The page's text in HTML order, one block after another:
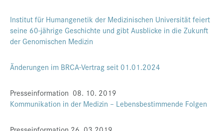
Events
Presse
Kontakt
Datenschutz
Service-Links
de |en
Institut für Humangenetik der Medizinischen Universität feiert
seine 60-jährige Geschichte und gibt Ausblicke in die Zukunft
der Genomischen Medizin
Änderungen im BRCA-Vertrag seit 01.01.2024
Presseinformation 08. 10. 2019
Kommunikation in der Medizin – Lebensbestimmende Folgen